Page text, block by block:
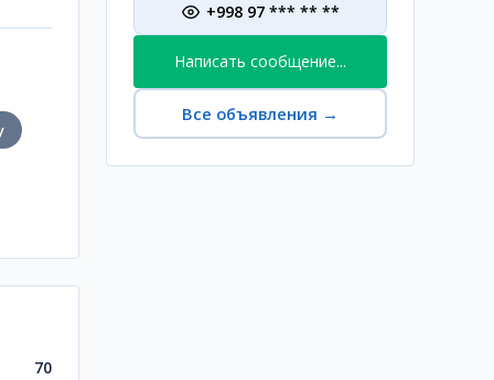
70
+998 97 *** ** **
Написать сообщение...
Все объявления →